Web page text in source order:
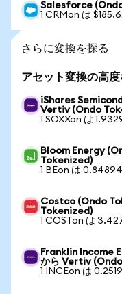
Salesforce
1 CRMon は
さらに変換を探る
アセット変換の高
iShares
Vertiv (Ondo
1 SOXXon は
Bloom Energy
Tokenized)
1 BEon は
Costco (Ondo
Tokenized)
1 COSTon は
Franklin Income
から Vertiv
1 INCEon は